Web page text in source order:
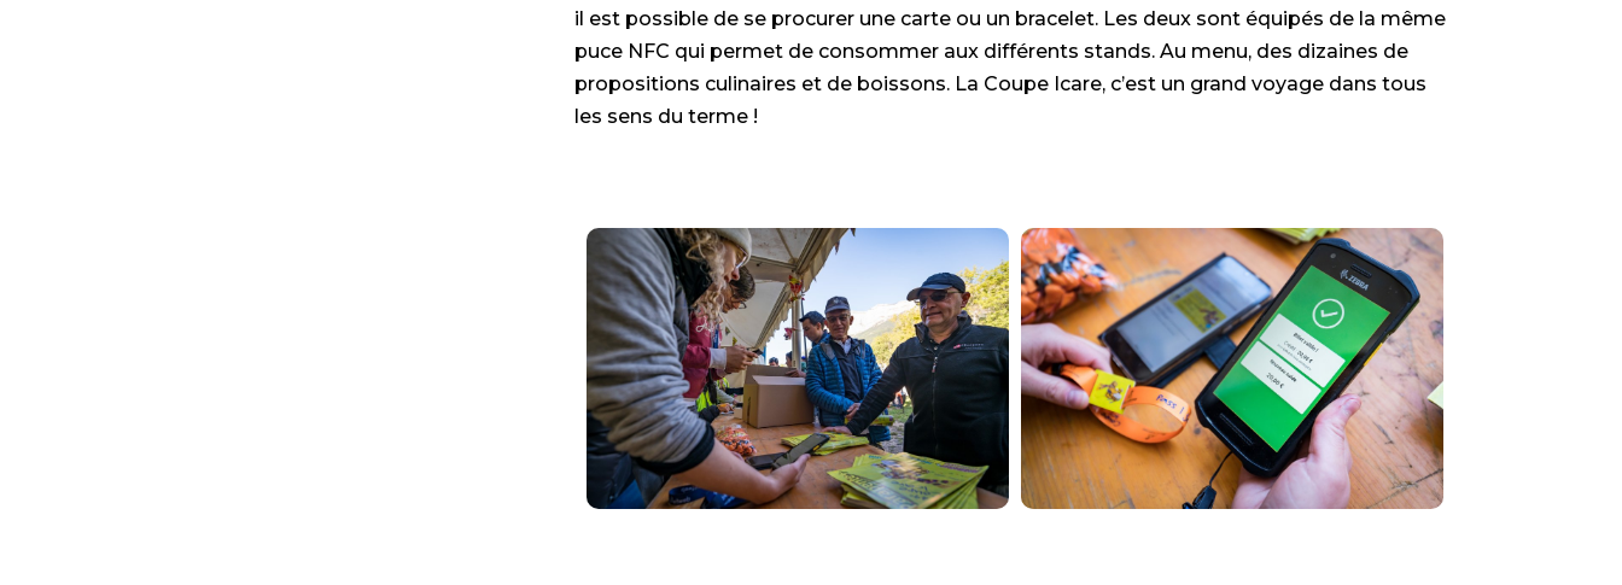
il est possible de se procurer une carte ou un bracelet. Les deux sont équipés de la même
puce NFC qui permet de consommer aux différents stands. Au menu, des dizaines de
propositions culinaires et de boissons. La Coupe Icare, c’est un grand voyage dans tous
les sens du terme !